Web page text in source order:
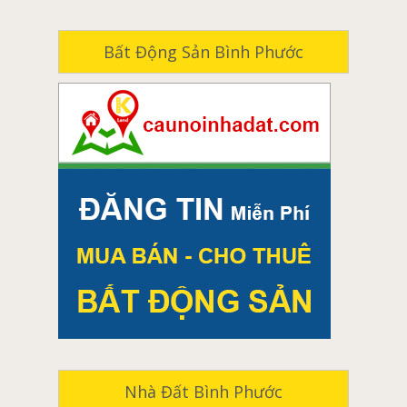
Cho thuê nhà cẩm mỹ
Cho thuê nhà long thành
Cho thuê nhà xuân lộc
Cho thuê nhà nhơn trạch
Cho thuê đất biên hòa
Cho thuê đất long khánh
Cho thuê đất vĩnh cửu
Cho thuê đất định quán
Cho thuê đất trảng bom
Cho thuê đất cẩm mỹ
An
Cửa nhôm cao cấp Hondalex Nhật Bản tại Rạch
Cửa nhôm cao cấp Hondalex Nhật Bản tại Long
Cửa nhôm cao cấp Hondalex Nhật Bản tại Châu
Cửa nhôm cao cấp Hondalex Nhật Bản tại Kon
Cửa nhôm cao cấp Hondalex Nhật Bản tại Pleiku
Cửa nhôm cao cấp Hondalex Nhật Bản tại
Quảng Ngãi
Cửa nhôm cao cấp Hondalex Nhật Bản tại Hội An
Cửa nhôm cao cấp Hondalex Nhật Bản tại Tam
Kỳ
Bất Động Sản Bình Phước
Nhà Đất Bình Phước